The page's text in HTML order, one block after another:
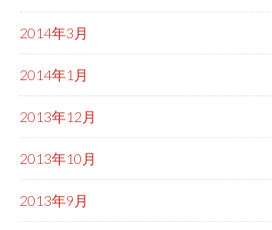
2014年3月
2014年1月
2013年12月
2013年10月
2013年9月